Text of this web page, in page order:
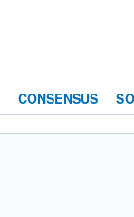
CONSENSUS